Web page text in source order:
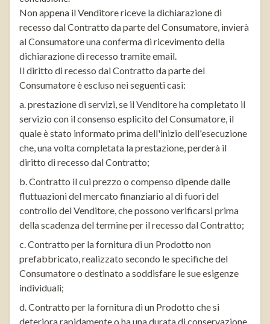
Non appena il Venditore riceve la dichiarazione di
recesso dal Contratto da parte del Consumatore, invierà
al Consumatore una conferma di ricevimento della
dichiarazione di recesso tramite email.
Il diritto di recesso dal Contratto da parte del
Consumatore è escluso nei seguenti casi:
a. prestazione di servizi, se il Venditore ha completato il
servizio con il consenso esplicito del Consumatore, il
quale è stato informato prima dell'inizio dell'esecuzione
che, una volta completata la prestazione, perderà il
diritto di recesso dal Contratto;
b. Contratto il cui prezzo o compenso dipende dalle
fluttuazioni del mercato finanziario al di fuori del
controllo del Venditore, che possono verificarsi prima
della scadenza del termine per il recesso dal Contratto;
c. Contratto per la fornitura di un Prodotto non
prefabbricato, realizzato secondo le specifiche del
Consumatore o destinato a soddisfare le sue esigenze
individuali;
d. Contratto per la fornitura di un Prodotto che si
deteriora rapidamente o ha una durata di conservazione